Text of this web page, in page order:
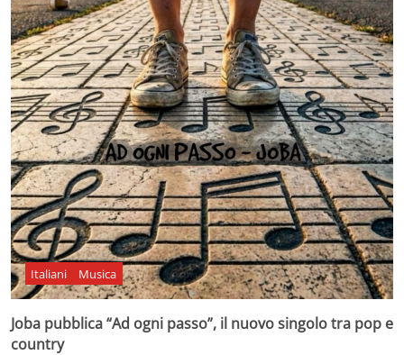
Italiani Musica
Joba pubblica “Ad ogni passo”, il nuovo singolo tra pop e
country